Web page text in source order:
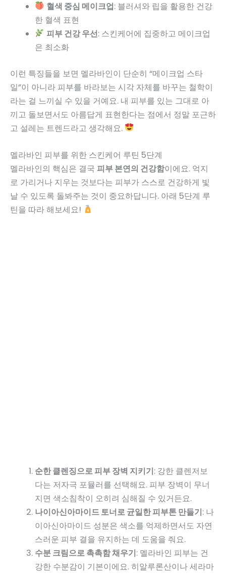
혈색 중심 메이크업: 블러셔와 립을 활용한 건강
한 혈색 표현
피부 건강 우선: 스킨케어에 집중하고 메이크업
은 최소화
이런 특징들을 보면 멜라바인이 단순히 “메이크업 스타
일”이 아니라 피부를 바라보는 시각 자체를 바꾸는 철학이
라는 걸 느끼실 수 있을 거예요. 내 피부를 있는 그대로 아
끼고 돌보면서도 아름답게 표현한다는 점에서 정말 포근하
고 설레는 트렌드라고 생각해요.
멜라바인 피부를 위한 스킨케어 루틴 5단계
멜라바인의 핵심은 결국 피부 본연의 건강함이에요. 억지
로 가리거나 지우는 것보다는 피부가 스스로 건강하게 빛
날 수 있도록 돌봐주는 것이 중요하답니다. 아래 5단계 루
틴을 따라 해보세요!
순한 클렌징으로 피부 장벽 지키기: 강한 클렌저보
다는 저자극 포뮬러를 선택해요. 피부 장벽이 무너
지면 색소침착이 오히려 심해질 수 있거든요.
나이아신아마이드 토너로 균일한 피부톤 만들기: 나
이아신아마이드 성분은 색소를 억제하면서도 자연
스러운 피부 결을 유지하는 데 도움을 줘요.
수분 크림으로 촉촉함 채우기: 멜라바인 피부는 건
강한 수분감이 기본이에요. 히알루론산이나 세라마